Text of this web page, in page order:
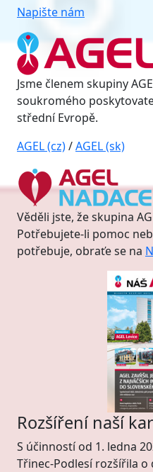
Napište nám
Jsme členem skupiny
soukromého
střední Evropě.
AGEL (cz)/AGEL (sk)
Věděli jste, že skupina
Potřebujete-li pomoc
potřebuje, obraťe se na
Rozšíření naší
S účinností od 1. ledna
Třinec-Podlesí rozšířila o